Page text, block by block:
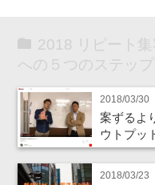
2018 リピート
への５つのステップ
2018/03/30
案ずるよ
ウトプッ
2018/03/23